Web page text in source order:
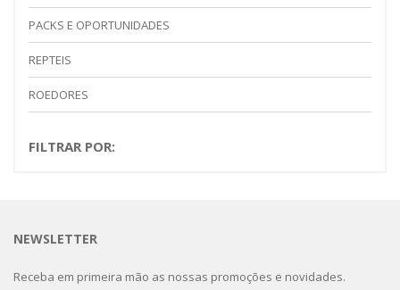
PACKS E OPORTUNIDADES
REPTEIS
ROEDORES
FILTRAR POR:
NEWSLETTER
Receba em primeira mão as nossas promoções e novidades.